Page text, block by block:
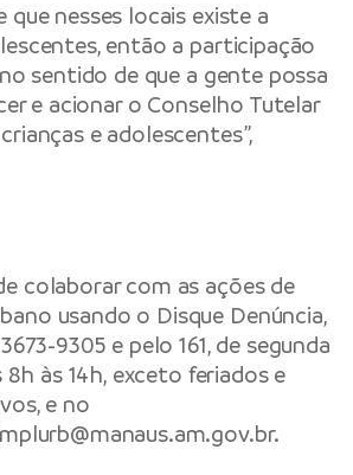
que nesses locais existe a
então a participação
sentido de que a gente possa
e acionar o Conselho Tutelar
e adolescentes”,
colaborar com as ações de
usando o Disque Denúncia,
9305 e pelo 161, de segunda
8h às 14h, exceto feriados e
e no
.